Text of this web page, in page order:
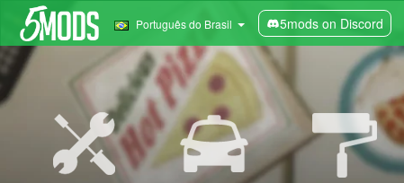
Português do Brasil 5mods on Discord